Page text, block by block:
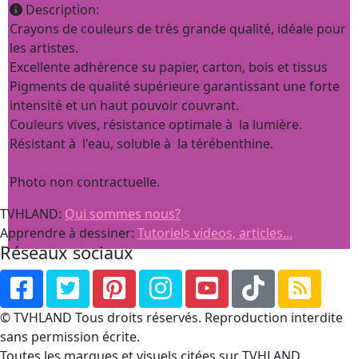
Description:
Crayons de couleurs de très grande qualité, idéale pour
les artistes.
Excellente adhérence su papier, carton, bois et tissus
Pigments de qualité supérieure garantissant une forte
intensité et un haut pouvoir couvrant.
Couleurs vives, résistance optimale à la lumière.
Résistant à l'eau, soluble à la térébenthine.
Photo non contractuelle.
TVHLAND: Qui sommes nous?
Apprendre à dessiner: Tutoriels videos, articles...
Réseaux sociaux
© TVHLAND Tous droits réservés. Reproduction interdite
sans permission écrite.